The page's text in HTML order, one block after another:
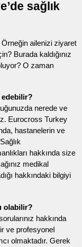
sağlık
Örneğin ailenizi ziyaret
Burada kaldığınız
O zaman
edebilir?
nerede ve
Eurocross Turkey
hastanelerin ve
hakkında size
medikal
hakkındaki bilgiyi
olabilir?
hakkında
ve profesyonel
olmaktadır. Gerek